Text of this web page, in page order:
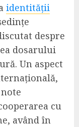
identității
despre
dosarului
Un aspect
cu
având în